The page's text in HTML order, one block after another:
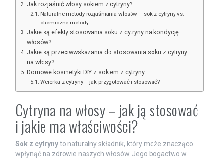
Jak rozjaśnić włosy sokiem z cytryny?
Naturalne metody rozjaśniania włosów – sok z cytryny vs.
chemiczne metody
Jakie są efekty stosowania soku z cytryny na kondycję
włosów?
Jakie są przeciwwskazania do stosowania soku z cytryny
na włosy?
Domowe kosmetyki DIY z sokiem z cytryny
Wcierka z cytryny – jak przygotować i stosować?
Cytryna na włosy – jak ją stosować
i jakie ma właściwości?
Sok z cytrynyto naturalny składnik, który może znacząco
wpłynąć na zdrowie naszych włosów. Jego bogactwo w